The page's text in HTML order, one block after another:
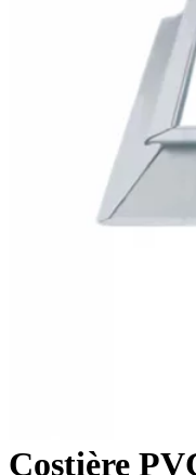
Costière